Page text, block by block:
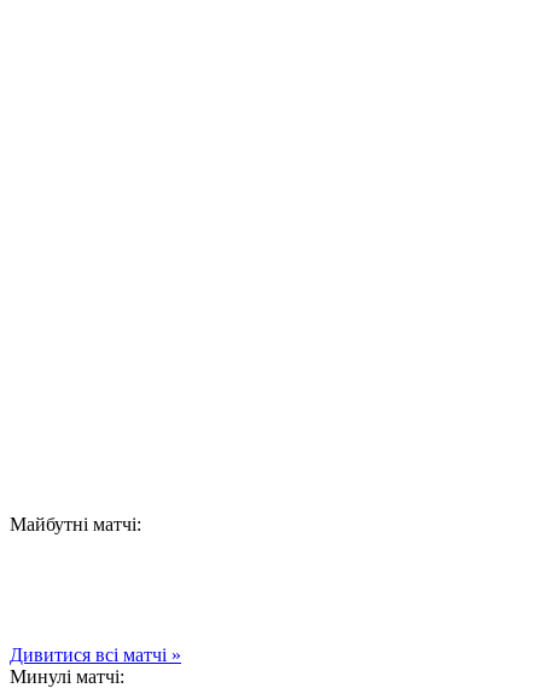
Майбутні матчі:
Дивитися всі матчі »
Минулі матчі: